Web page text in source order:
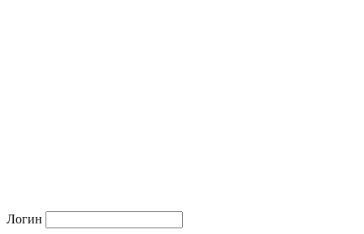
Логин